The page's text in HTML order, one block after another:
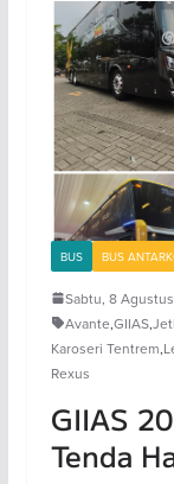
BUS BUS
Sabtu, 8
Avante,GIIAS,
Karoseri Tentrem,
Rexus
GIIAS
Tenda